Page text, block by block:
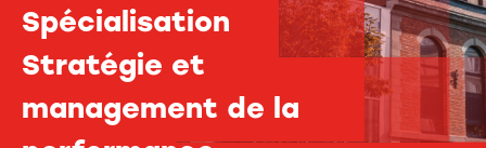
Spécialisation
Stratégie et
management de la